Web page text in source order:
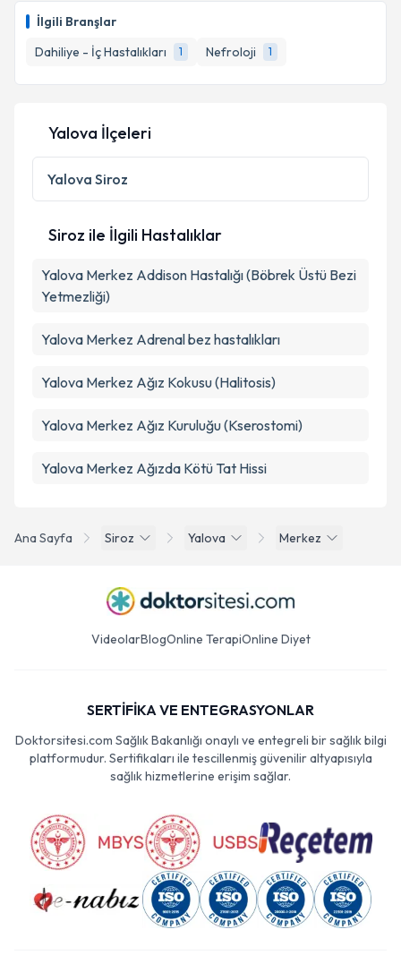
İlgili Branşlar
Dahiliye - İç Hastalıkları
1 Nefroloji 1
Ana Sayfa Siroz Yalova Merkez
Yalova İlçeleri
Yalova Siroz
Siroz ile İlgili Hastalıklar
Yalova Merkez Addison Hastalığı (Böbrek Üstü Bezi
Yetmezliği)
Yalova Merkez Adrenal bez hastalıkları
Yalova Merkez Ağız Kokusu (Halitosis)
Yalova Merkez Ağız Kuruluğu (Kserostomi)
Yalova Merkez Ağızda Kötü Tat Hissi
VideolarBlogOnline TerapiOnline Diyet
SERTİFİKA VE ENTEGRASYONLAR
Doktorsitesi.com Sağlık Bakanlığı onaylı ve entegreli bir sağlık bilgi
platformudur. Sertifikaları ile tescillenmiş güvenilir altyapısıyla
sağlık hizmetlerine erişim sağlar.